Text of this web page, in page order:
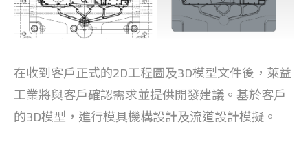
在收到客戶正式的2D工程圖及3D模型文件後，萊益
工業將與客戶確認需求並提供開發建議。基於客戶
的3D模型，進行模具機構設計及流道設計模擬。